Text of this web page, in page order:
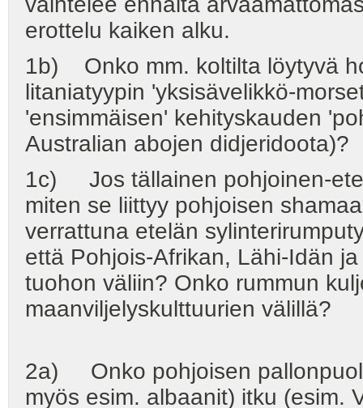
erottelu kaiken alku.
1b) Onko mm. koltilta löytyvä
litaniatyypin 'yksisävelikkö-
'ensimmäisen' kehityskauden
Australian abojen didjeridoota)?
1c) Jos tällainen pohjoinen-
miten se liittyy pohjoisen
verrattuna etelän
että Pohjois-Afrikan, Lähi-Idän
tuohon väliin? Onko rummun
maanviljelyskulttuurien välillä?
2a) Onko pohjoisen
myös esim. albaanit) itku (esim.